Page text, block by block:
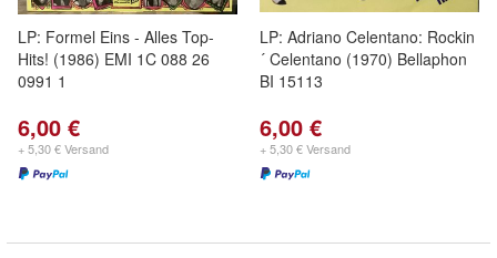
LP: Formel Eins - Alles Top-
Hits! (1986) EMI 1C 088 26
0991 1
6,00 €
+ 5,30 € Versand
LP: Adriano Celentano: Rockin
´ Celentano (1970) Bellaphon
BI 15113
6,00 €
+ 5,30 € Versand